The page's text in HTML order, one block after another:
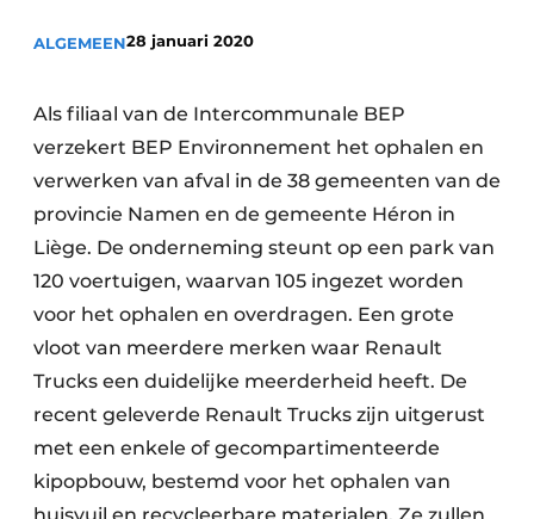
ALGEMEEN28 januari 2020
Als filiaal van de Intercommunale BEP
verzekert BEP Environnement het ophalen en
verwerken van afval in de 38 gemeenten van de
provincie Namen en de gemeente Héron in
Liège. De onderneming steunt op een park van
120 voertuigen, waarvan 105 ingezet worden
voor het ophalen en overdragen. Een grote
vloot van meerdere merken waar Renault
Trucks een duidelijke meerderheid heeft. De
recent geleverde Renault Trucks zijn uitgerust
met een enkele of gecompartimenteerde
kipopbouw, bestemd voor het ophalen van